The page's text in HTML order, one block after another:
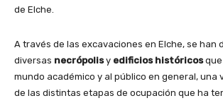
de Elche.
A través de las excavaciones en Elche, se han
diversas necrópolisy edificios históricosque
mundo académico y al público en general, una
de las distintas etapas de ocupación que ha